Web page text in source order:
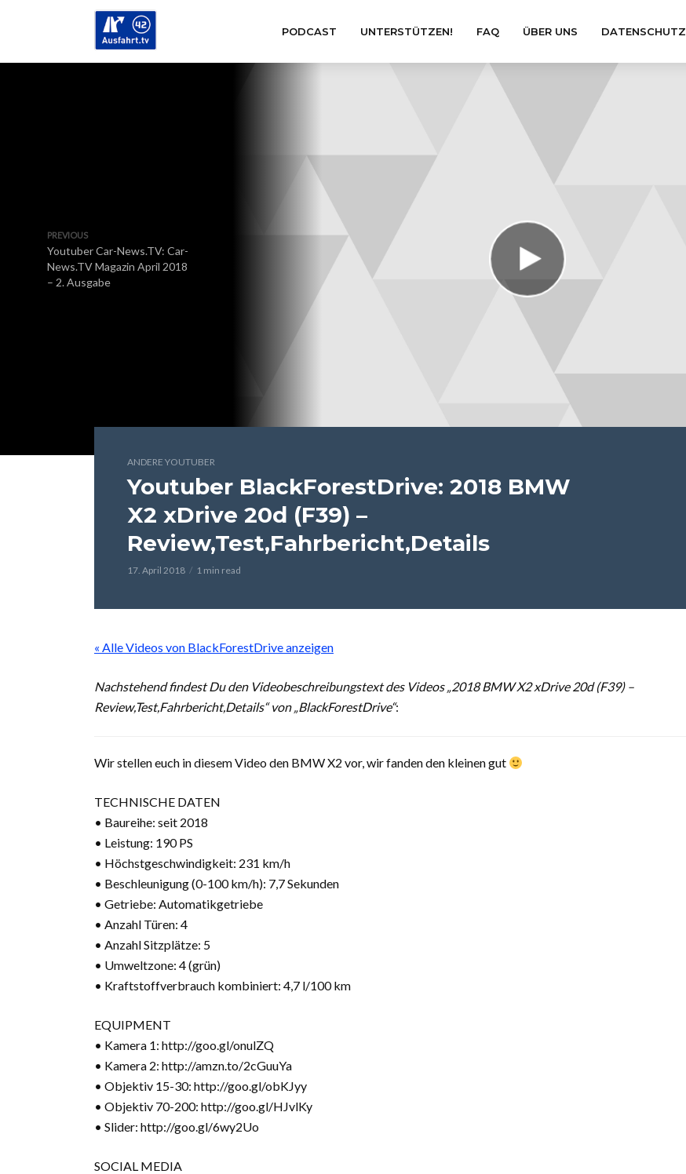
PODCAST UNTERSTÜTZEN! FAQ ÜBER UNS DATENSCHUTZ
PREVIOUS
Youtuber Car-News.TV: Car-
News.TV Magazin April 2018
– 2. Ausgabe
ANDERE YOUTUBER
Youtuber BlackForestDrive: 2018 BMW
X2 xDrive 20d (F39) –
Review,Test,Fahrbericht,Details
17. April 2018 1 min read
« Alle Videos von BlackForestDrive anzeigen
Nachstehend findest Du den Videobeschreibungstext des Videos „2018 BMW X2 xDrive 20d (F39) –
Review,Test,Fahrbericht,Details“ von „BlackForestDrive“:
Wir stellen euch in diesem Video den BMW X2 vor, wir fanden den kleinen gut
TECHNISCHE DATEN
• Baureihe: seit 2018
• Leistung: 190 PS
• Höchstgeschwindigkeit: 231 km/h
• Beschleunigung (0-100 km/h): 7,7 Sekunden
• Getriebe: Automatikgetriebe
• Anzahl Türen: 4
• Anzahl Sitzplätze: 5
• Umweltzone: 4 (grün)
• Kraftstoffverbrauch kombiniert: 4,7 l/100 km
EQUIPMENT
• Kamera 1: http://goo.gl/onulZQ
• Kamera 2: http://amzn.to/2cGuuYa
• Objektiv 15-30: http://goo.gl/obKJyy
• Objektiv 70-200: http://goo.gl/HJvlKy
• Slider: http://goo.gl/6wy2Uo
SOCIAL MEDIA